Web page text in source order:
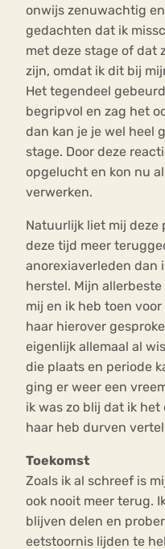
onwijs zenuwachtig
gedachten dat ik
met deze stage of dat
zijn, omdat ik dit bij
Het tegendeel
begripvol en zag het
dan kan je je wel heel
stage. Door deze
opgelucht en kon nu
verwerken.
Natuurlijk liet mij deze
deze tijd meer
anorexiaverleden dan
herstel. Mijn
mij en ik heb toen
haar hierover
eigenlijk allemaal al
die plaats en periode
ging er weer een
ik was zo blij dat ik
haar heb durven
Toekomst
Zoals ik al schreef is
ook nooit meer terug.
blijven delen en
eetstoornis lijden te